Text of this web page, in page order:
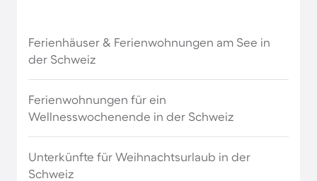
Ferienhäuser & Ferienwohnungen am See in
der Schweiz
Ferienwohnungen für ein
Wellnesswochenende in der Schweiz
Unterkünfte für Weihnachtsurlaub in der
Schweiz